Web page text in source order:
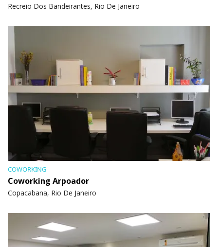
Recreio Dos Bandeirantes, Rio De Janeiro
COWORKING
Coworking Arpoador
Copacabana, Rio De Janeiro